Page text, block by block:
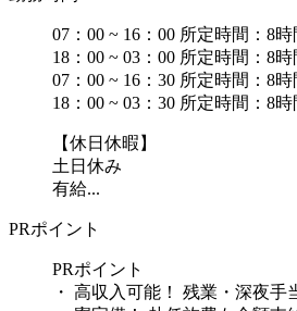
07：00 ~ 16：00 所定時間：8時
18：00 ~ 03：00 所定時間：8時
07：00 ~ 16：30 所定時間：8時
18：00 ~ 03：30 所定時間：8時
【休日休暇】
土日休み
有給...
PRポイント
PRポイント
・ 高収入可能！ 残業・深夜